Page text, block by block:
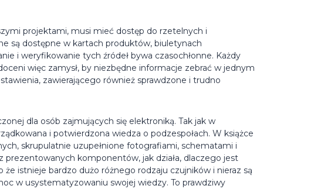
projektami, musi mieć dostęp do rzetelnych i
są dostępne w kartach produktów, biuletynach
i weryfikowanie tych źródeł bywa czasochłonne. Każdy
więc zamysł, by niezbędne informacje zebrać w jednym
zawierającego również sprawdzone i trudno
dla osób zajmujących się elektroniką. Tak jak w
i potwierdzona wiedza o podzespołach. W książce
skrupulatnie uzupełnione fotografiami, schematami i
prezentowanych komponentów, jak działa, dlaczego jest
istnieje bardzo dużo różnego rodzaju czujników i nieraz są
w usystematyzowaniu swojej wiedzy. To prawdziwy